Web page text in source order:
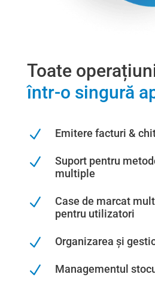
Toate
într-o singură
N Emitere facturi &
N
Suport pentru
multiple
N
Case de marcat
pentru utilizatori
N Organizarea și
N Managementul